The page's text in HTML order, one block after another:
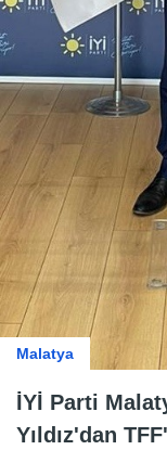
Malatya
İYİ Parti
Yıldız'dan